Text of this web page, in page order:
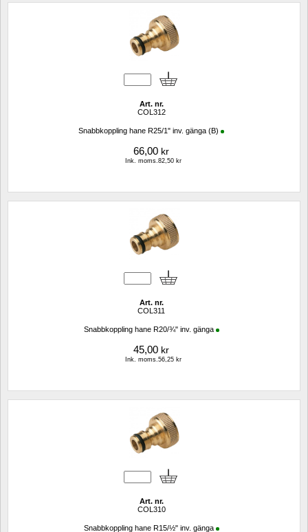
Art. nr.
COL312
Snabbkoppling hane R25/1" inv. gänga (B)
66,00 kr
Ink. moms.82,50 kr
Art. nr.
COL311
Snabbkoppling hane R20/¾" inv. gänga
45,00 kr
Ink. moms.56,25 kr
Art. nr.
COL310
Snabbkoppling hane R15/½" inv. gänga